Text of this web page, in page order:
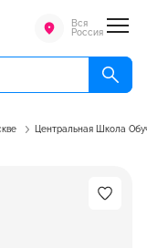
Вся
Россия
Центральная Школа